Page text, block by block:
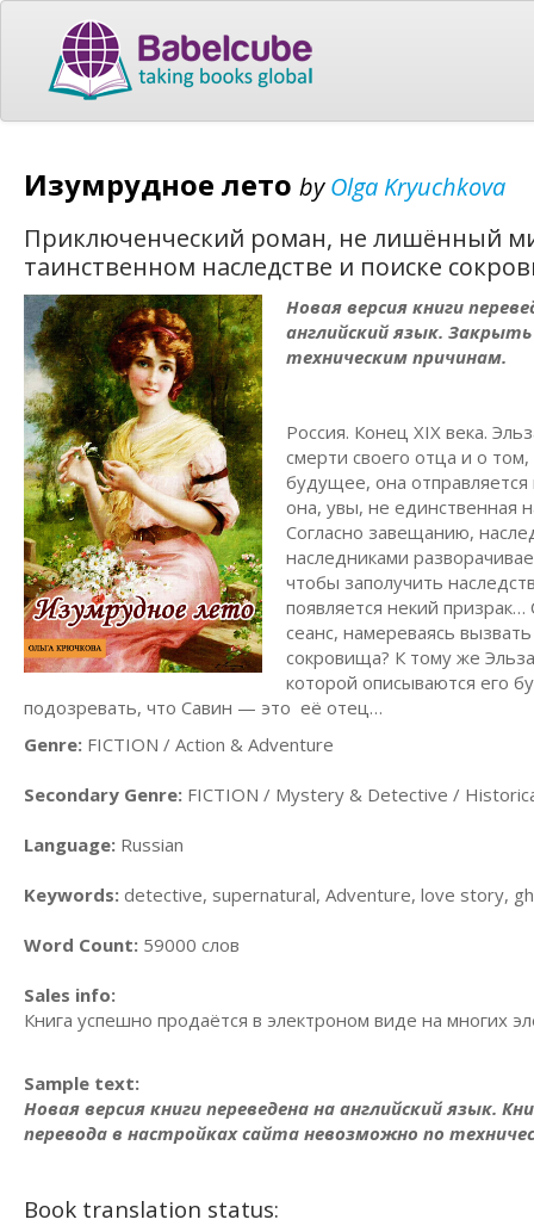
Изумрудное лето byOlga Kryuchkova
Приключенческий роман, не лишённый
таинственном наследстве и поиске
Новая версия книги
английский язык.
техническим причинам.
Россия. Конец XIX века.
смерти своего отца и о
будущее, она
она, увы, не единственная
Согласно завещанию,
наследниками
чтобы заполучить
появляется некий
сеанс, намереваясь
сокровища? К тому же
которой описываются его
подозревать, что Савин — это её отец…
Genre: FICTION / Action & Adventure
Secondary Genre: FICTION / Mystery & Detective /
Language: Russian
Keywords: detective, supernatural, Adventure, love story,
Word Count: 59000 слов
Sales info:
Книга успешно продаётся в электроном виде на многих
Sample text:
Новая версия книги переведена на английский язык.
перевода в настройках сайта невозможно по
Book translation status: